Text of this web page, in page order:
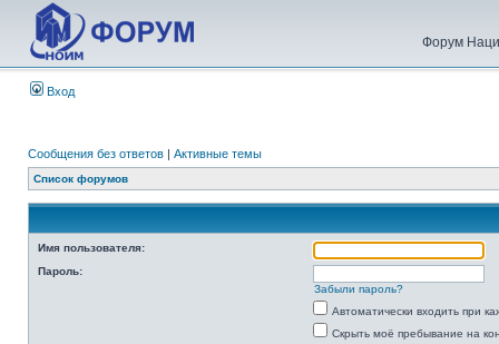
Форум
Вход
Сообщения без ответов | Активные темы
Список форумов
Имя пользователя:
Пароль:
Забыли пароль?
Автоматически входить при
Скрыть моё пребывание на